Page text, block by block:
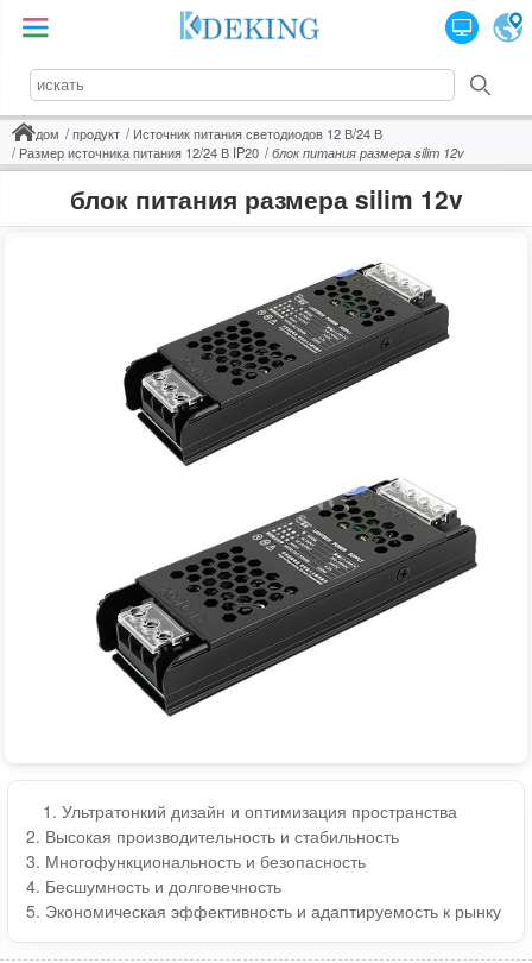
дом продукт
Источник питания светодиодов 12 В/24 В
Размер источника питания 12/24 В IP20
блок питания размера silim 12v
блок питания размера silim 12v
1. Ультратонкий дизайн и оптимизация пространства
2. Высокая производительность и стабильность
3. Многофункциональность и безопасность
4. Бесшумность и долговечность
5. Экономическая эффективность и адаптируемость к рынку